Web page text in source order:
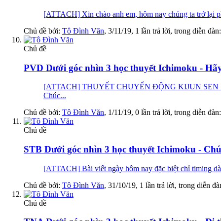
[ATTACH] Xin chào anh em, hôm nay chúng ta trở lại
Chủ đề bởi: Tô Đình Văn, 3/11/19, 1 lần trả lời, trong diễn
Chủ đề
PVD Dưới góc nhìn 3 học thuyết Ichimoku -
[ATTACH] THUYẾT CHUYỂN ĐỘNG KIJUN
Chúc...
Chủ đề bởi: Tô Đình Văn, 1/11/19, 0 lần trả lời, trong diễn
Chủ đề
STB Dưới góc nhìn 3 học thuyết Ichimoku -
[ATTACH] Bài viết ngày hôm nay đặc biệt chỉ timing
Chủ đề bởi: Tô Đình Văn, 31/10/19, 1 lần trả lời, trong diễn
Chủ đề